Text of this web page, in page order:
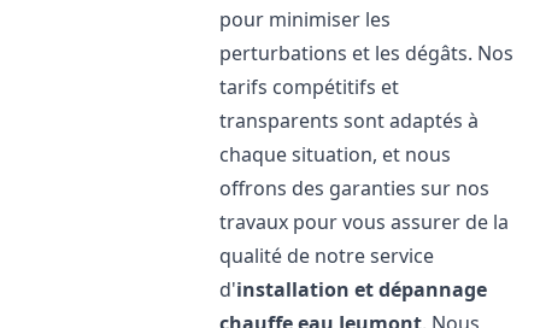
pour minimiser les
perturbations et les dégâts. Nos
tarifs compétitifs et
transparents sont adaptés à
chaque situation, et nous
offrons des garanties sur nos
travaux pour vous assurer de la
qualité de notre service
d'installation et dépannage